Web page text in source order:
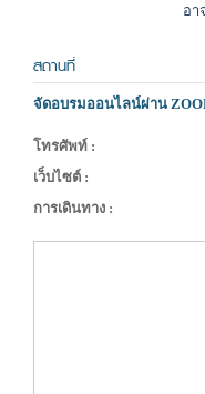
อา
สถานที่
จัดอบรมออนไลน์ผ่าน
โทรศัพท์ :
เว็บไซต์ :
การเดินทาง :